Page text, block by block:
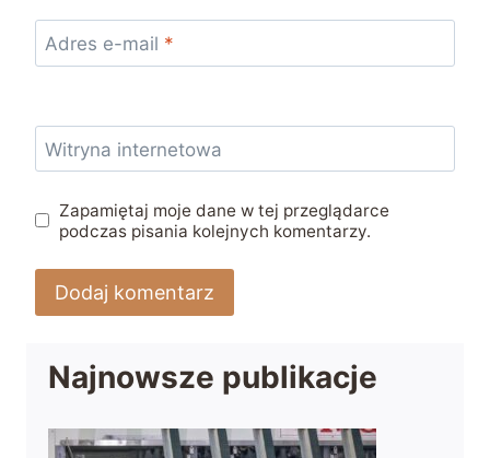
Adres e-mail *
Witryna internetowa
Zapamiętaj moje dane w tej przeglądarce
podczas pisania kolejnych komentarzy.
Najnowsze publikacje